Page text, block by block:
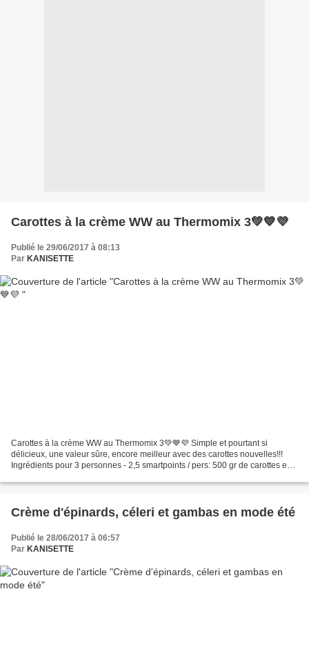
Carottes à la crème WW au Thermomix 3💚💙💜
Publié le 29/06/2017 à 08:13
Par KANISETTE
Carottes à la crème WW au Thermomix 3💚💙💜 Simple et pourtant si
délicieux, une valeur sûre, encore meilleur avec des carottes nouvelles!!!
Ingrédients pour 3 personnes - 2,5 smartpoints / pers: 500 gr de carottes en
Crème d'épinards, céleri et gambas en mode été
Publié le 28/06/2017 à 06:57
Par KANISETTE